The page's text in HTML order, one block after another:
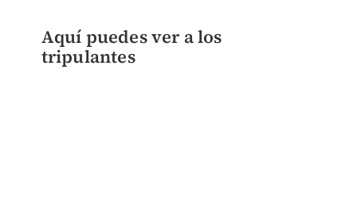
Aquí puedes ver a los
tripulantes